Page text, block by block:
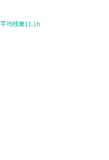
均残業11.1h